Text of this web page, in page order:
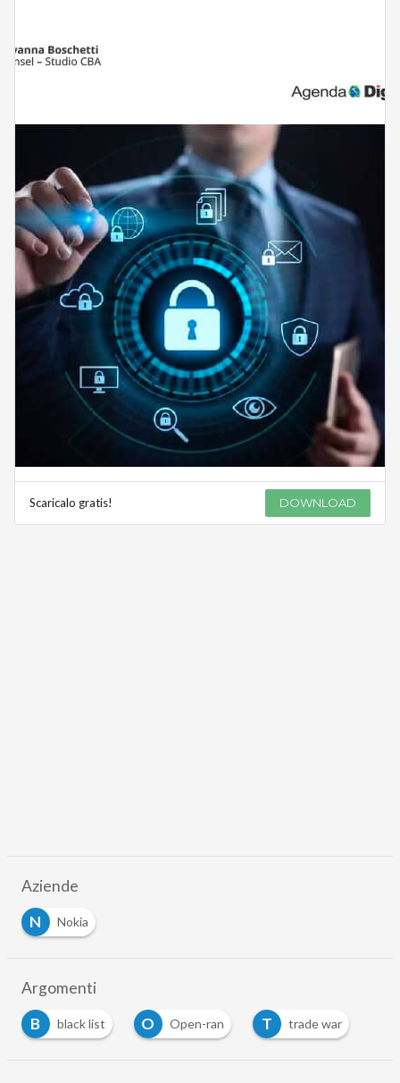
Scaricalo gratis! DOWNLOAD
Aziende
N
Nokia
Argomenti
B
black list O Open-ran T trade war